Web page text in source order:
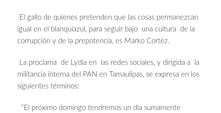
El gallo de quienes pretenden que las cosas permanezcan
igual en el blanquiazul, para seguir bajo una cultura de la
corrupción y de la prepotencia, es Marko Cortéz.
La proclama de Lydia en las redes sociales, y dirigida a la
militancia interna del PAN en Tamaulipas, se expresa en los
siguientes términos:
“El próximo domingo tendremos un día sumamente